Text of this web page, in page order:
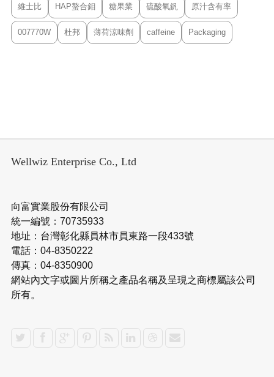
維士比 HAP螯合鉬 糖果業 硫酸氧釩 原汁含有率
007770W 杜邦 薄荷涼味劑 caffeine Packaging
Wellwiz Enterprise Co., Ltd
向富實業股份有限公司
統一編號：70735933
地址：台灣彰化縣員林市員東路一段433號
電話：04-8350222
傳真：04-8350900
網站內文字或圖片所稱之產品名稱及呈現之商標屬該公司
所有。